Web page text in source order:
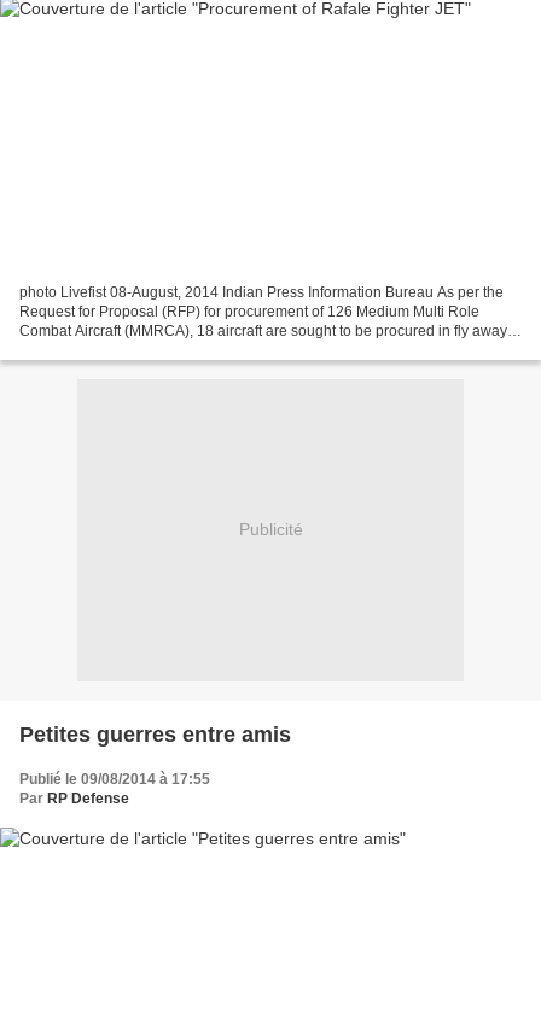
photo Livefist 08-August, 2014 Indian Press Information Bureau As per the
Request for Proposal (RFP) for procurement of 126 Medium Multi Role
Combat Aircraft (MMRCA), 18 aircraft are sought to be procured in fly away
Publicité
Petites guerres entre amis
Publié le 09/08/2014 à 17:55
Par RP Defense